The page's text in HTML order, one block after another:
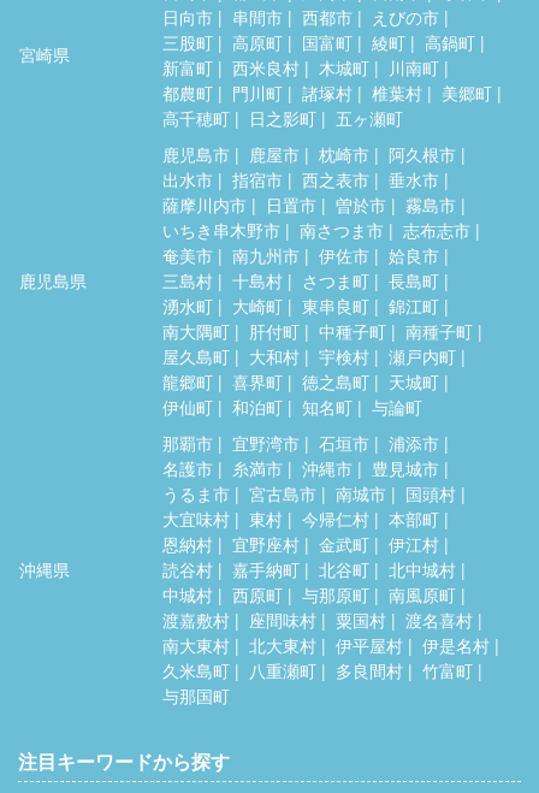
宮崎県
日向市
串間市 西都市
えびの市
三股町
高原町 国富町 綾町
高鍋町
新富町
西米良村 木城町
川南町
都農町
門川町 諸塚村 椎葉村
美郷町
高千穂町
日之影町 五ヶ瀬町
鹿児島県
鹿児島市 鹿屋市 枕崎市
阿久根市
出水市
指宿市 西之表市
垂水市
薩摩川内市
日置市 曽於市
霧島市
いちき串木野市
南さつま市
志布志市
奄美市
南九州市 伊佐市
姶良市
三島村
十島村 さつま町
長島町
湧水町
大崎町 東串良町
錦江町
南大隅町
肝付町 中種子町
南種子町
屋久島町
大和村 宇検村
瀬戸内町
龍郷町
喜界町 徳之島町
天城町
伊仙町
和泊町 知名町 与論町
沖縄県
那覇市 宜野湾市 石垣市
浦添市
名護市
糸満市 沖縄市
豊見城市
うるま市
宮古島市 南城市
国頭村
大宜味村
東村 今帰仁村
本部町
恩納村
宜野座村 金武町
伊江村
読谷村
嘉手納町 北谷町
北中城村
中城村
西原町 与那原町
南風原町
渡嘉敷村
座間味村 粟国村
渡名喜村
南大東村
北大東村 伊平屋村
伊是名村
久米島町
八重瀬町 多良間村
竹富町
与那国町
注目キーワードから探す